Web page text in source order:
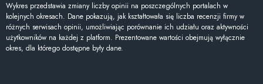
Wykres przedstawia zmiany liczby opinii na poszczególnych portalach w
kolejnych okresach. Dane pokazują, jak kształtowała się liczba recenzji firmy w
różnych serwisach opinii, umożliwiając porównanie ich udziału oraz aktywności
użytkowników na każdej z platform. Prezentowane wartości obejmują wyłącznie
okres, dla którego dostępne były dane.